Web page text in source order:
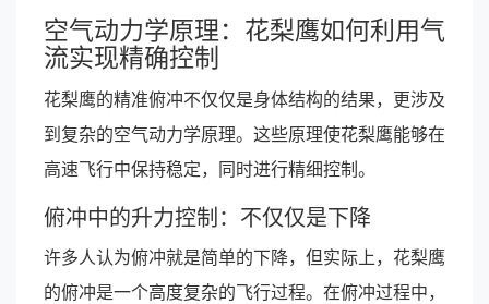
空气动力学原理：花梨鹰如何利用气
流实现精确控制
花梨鹰的精准俯冲不仅仅是身体结构的结果，更涉及
到复杂的空气动力学原理。这些原理使花梨鹰能够在
高速飞行中保持稳定，同时进行精细控制。
俯冲中的升力控制：不仅仅是下降
许多人认为俯冲就是简单的下降，但实际上，花梨鹰
的俯冲是一个高度复杂的飞行过程。在俯冲过程中，